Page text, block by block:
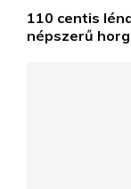
110 centis
népszerű